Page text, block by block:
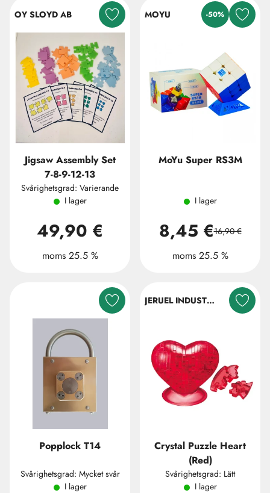
OY SLOYD AB
Jigsaw Assembly Set
7-8-9-12-13
Svårighetsgrad: Varierande
I lager
49,90 €
moms 25.5 %
MOYU -50%
MoYu Super RS3M
I lager
8,45 €16,90 €
moms 25.5 %
Popplock T14
Svårighetsgrad: Mycket svår
I lager
JERUEL INDUSTRIAL COMPANY LTD.
Crystal Puzzle Heart
(Red)
Svårighetsgrad: Lätt
I lager